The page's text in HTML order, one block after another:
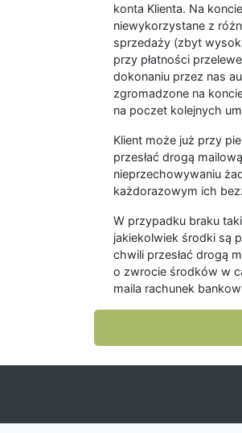
konta Klienta. Na
niewykorzystane z
sprzedaży (zbyt
przy płatności
dokonaniu przez nas
zgromadzone na
na poczet kolejnych
Klient może już przy
przesłać drogą
nieprzechowywaniu
każdorazowym ich
W przypadku braku
jakiekolwiek środki są
chwili przesłać drogą
o zwrocie środków w
maila rachunek